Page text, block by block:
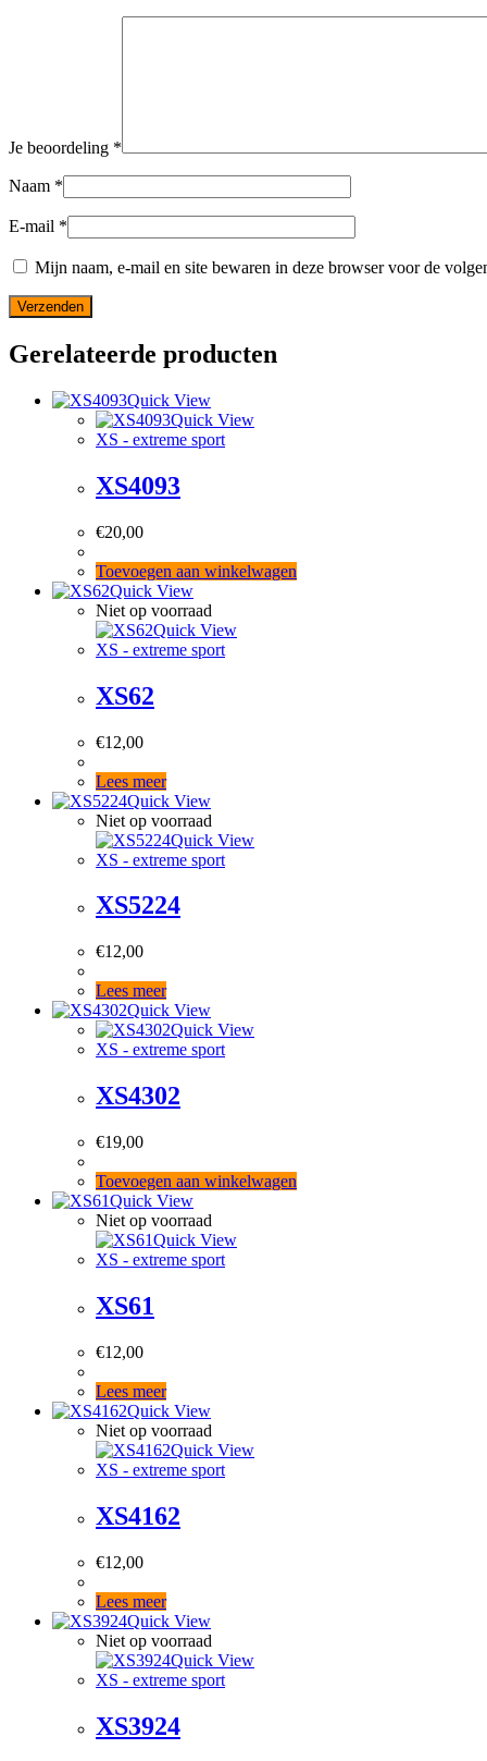
Je beoordeling *
Naam *
E-mail *
Mijn naam, e-mail en site bewaren in deze browser voor de
Gerelateerde producten
Quick View
Quick View
XS - extreme sport
XS4093
€20,00
Toevoegen aan winkelwagen
Quick View
Niet op voorraad
Quick View
XS - extreme sport
XS62
€12,00
Lees meer
Quick View
Niet op voorraad
Quick View
XS - extreme sport
XS5224
€12,00
Lees meer
Quick View
Quick View
XS - extreme sport
XS4302
€19,00
Toevoegen aan winkelwagen
Quick View
Niet op voorraad
Quick View
XS - extreme sport
XS61
€12,00
Lees meer
Quick View
Niet op voorraad
Quick View
XS - extreme sport
XS4162
€12,00
Lees meer
Quick View
Niet op voorraad
Quick View
XS - extreme sport
XS3924